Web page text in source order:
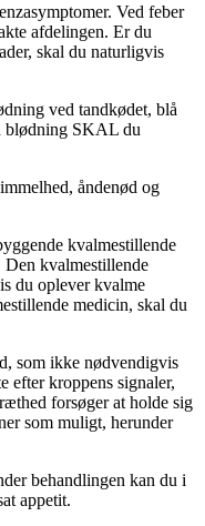
Ved feber
afdelingen. Er du
skal du naturligvis
ved tandkødet, blå
blødning SKAL du
åndenød og
kvalmestillende
Den kvalmestillende
du oplever kvalme
medicin, skal du
som ikke nødvendigvis
efter kroppens signaler,
forsøger at holde sig
som muligt, herunder
behandlingen kan du i
appetit.